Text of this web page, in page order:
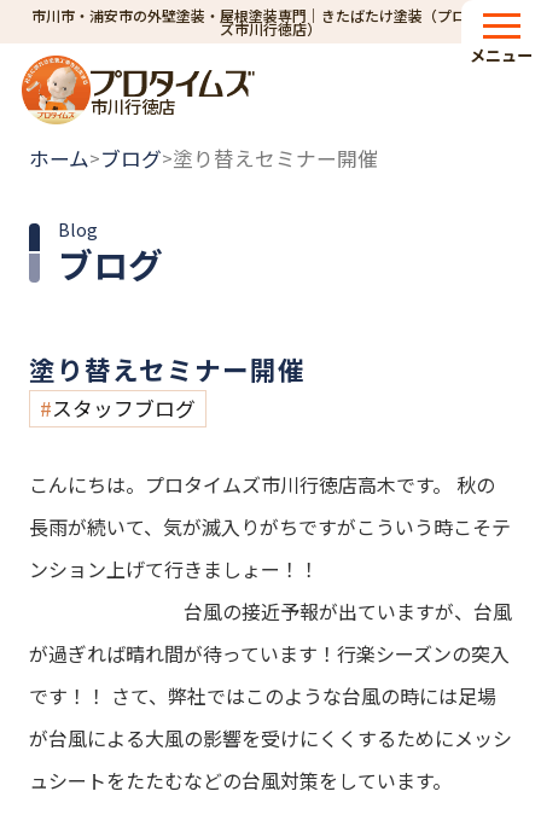
市川市・浦安市の外壁塗装・屋根塗装専門｜きたばたけ塗装（プロタイム
ズ市川行徳店）
市川行徳店
メニュー
ホーム>ブログ>塗り替えセミナー開催
ブログ
Blog
塗り替えセミナー開催
スタッフブログ
こんにちは。プロタイムズ市川行徳店高木です。
秋の
長雨が続いて、気が滅入りがちですがこういう時こそテ
ンション上げて行きましょー！！
台風の接近予報が出ていますが、台風
が過ぎれば晴れ間が待っています！行楽シーズンの突入
です！！ さて、弊社ではこのような台風の時には足場
が台風による大風の影響を受けにくくするためにメッシ
ュシートをたたむなどの台風対策をしています。